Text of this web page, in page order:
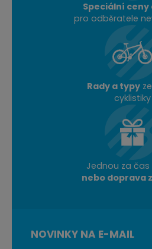
Speciální ceny
pro odběratele
Rady a typy
cyklistiky
Jednou za čas
nebo doprava
NOVINKY NA E-MAIL